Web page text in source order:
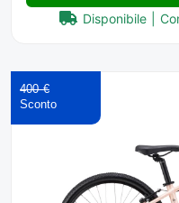
Disponibile |
400 €